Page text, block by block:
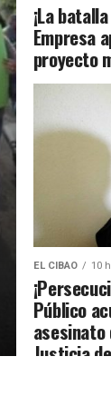
¡La
Empresa
proyecto
EL CIBAO 10
Público
asesinato
Justicia